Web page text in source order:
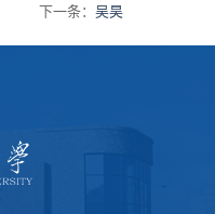
下一条： 吴昊